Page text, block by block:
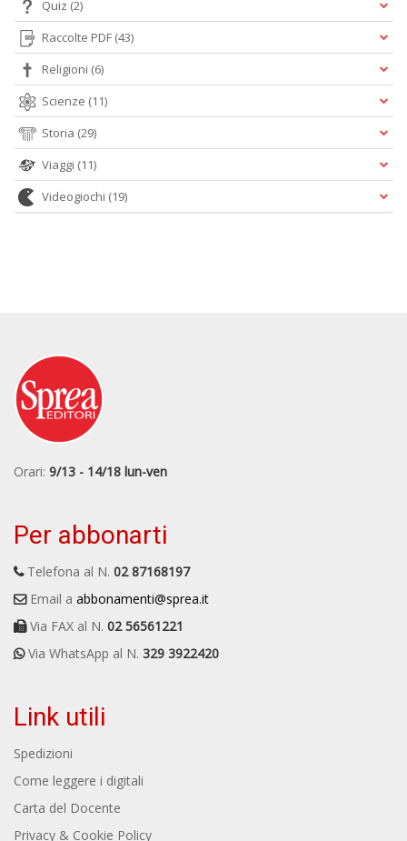
Quiz (2)
Raccolte PDF (43)
Religioni (6)
Scienze (11)
Storia (29)
Viaggi (11)
Videogiochi (19)
Orari: 9/13 - 14/18 lun-ven
Per abbonarti
Telefona al N. 02 87168197
Email a abbonamenti@sprea.it
Via FAX al N. 02 56561221
Via WhatsApp al N. 329 3922420
Link utili
Spedizioni
Come leggere i digitali
Carta del Docente
Privacy & Cookie Policy